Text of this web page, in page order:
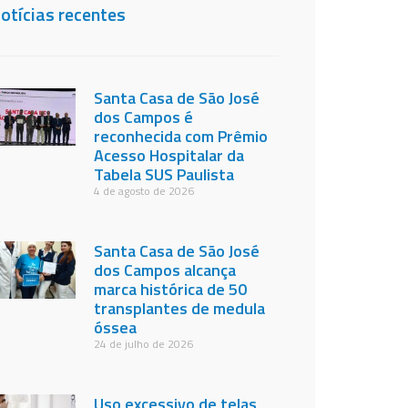
recentes
Santa Casa de São José
dos Campos é
reconhecida com Prêmio
Acesso Hospitalar da
Tabela SUS Paulista
4 de agosto de 2026
Santa Casa de São José
dos Campos alcança
marca histórica de 50
transplantes de medula
óssea
24 de julho de 2026